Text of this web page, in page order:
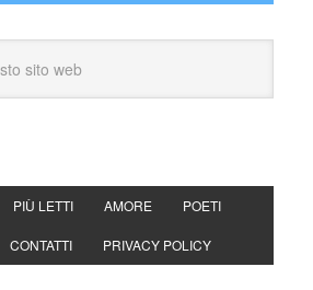
PIÙ LETTI AMORE POETI
CONTATTI PRIVACY POLICY